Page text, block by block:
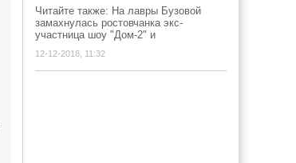
Читайте также: На лавры Бузовой
замахнулась ростовчанка экс-
участница шоу "Дом-2" и
12-12-2018, 11:32